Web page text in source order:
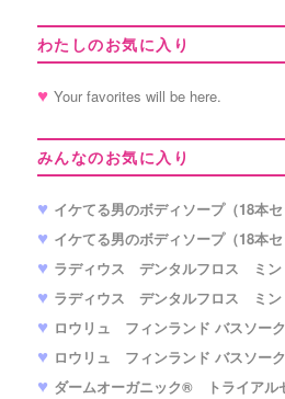
わたしのお気に入り
Your favorites will be here.
みんなのお気に入り
イケてる男のボディソープ（18本セ
イケてる男のボディソープ（18本セ
ラディウス デンタルフロス ミン
ラディウス デンタルフロス ミン
ロウリュ フィンランド バスソー
ロウリュ フィンランド バスソー
ダームオーガニック® トライアル